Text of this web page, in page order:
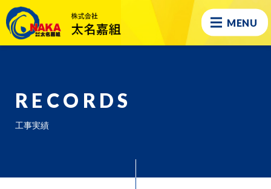
MENU
RECORDS
工事実績